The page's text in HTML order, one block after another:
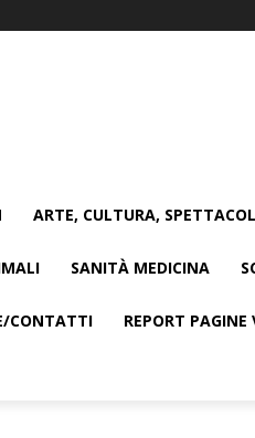
ARTE, CULTURA,
SANITÀ MEDICINA
CONTATTI REPORT